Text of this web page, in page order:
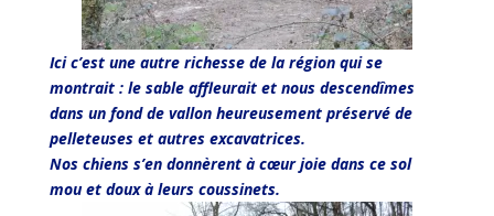
Ici c’est une autre richesse de la région qui se
montrait : le sable affleurait et nous descendîmes
dans un fond de vallon heureusement préservé de
pelleteuses et autres excavatrices.
Nos chiens s’en donnèrent à cœur joie dans ce sol
mou et doux à leurs coussinets.